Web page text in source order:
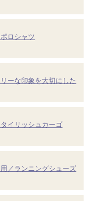
ロシャツ
ーな印象を大切にした
イリッシュカーゴ
／ランニングシューズ